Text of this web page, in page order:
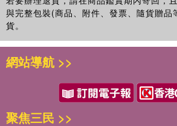
與完整包裝(商品、附件、發票、隨貨贈品
貨。
網站導航 >>
聚焦三民 >>